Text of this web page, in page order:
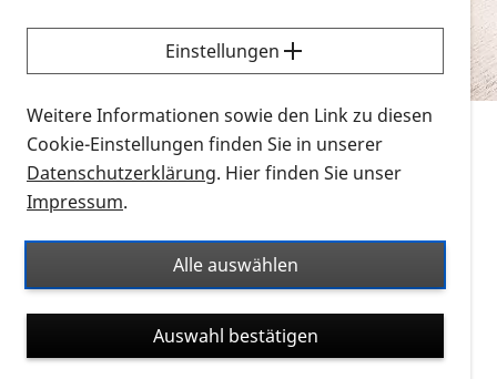
Sie möchten wissen, wie Sie nach Infonmaterial
suchen und dieses bestellen bzw. herunterladen
können? Schauen Sie sich dieErklärvideos zum
Thema Infomaterial auf der PRO RETINA-Website
für blinde und sehbehinderte Menschen an.
Auf dieser Seite finden Sie sämtliches Infomaterial
Ort. Nutzen Sie den Formatfilter, um ausschließlich
nach Flyern und Broschüren, Audios oder Videos zu
suchen. Die meisten Flyer und Broschüren werden in
verschiedenen Formaten angeboten: zur
postalischen Bestellung als gedruckte Variante
Einstellungen
Weitere Informationen sowie den Link zu diesen
Cookie-Einstellungen finden Sie in unserer
Datenschutzerklärung. Hier finden Sie unser
Impressum.
Alle auswählen
Auswahl bestätigen